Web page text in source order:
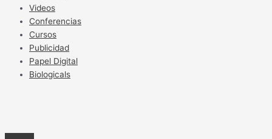
Videos
Conferencias
Cursos
Publicidad
Papel Digital
Biologicals